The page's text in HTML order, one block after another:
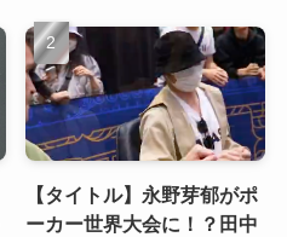
【タイトル】永野芽郁がポ
ーカー世界大会に！？田中